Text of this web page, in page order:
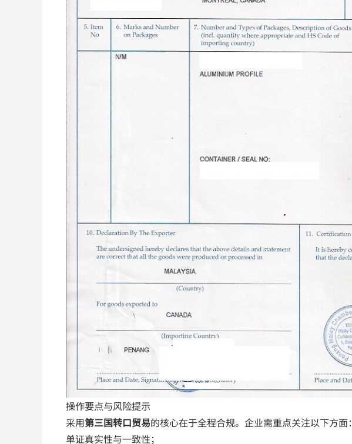
操作要点与风险提示
采用第三国转口贸易的核心在于全程合规。企业需重点关注以下方面：
单证真实性与一致性；